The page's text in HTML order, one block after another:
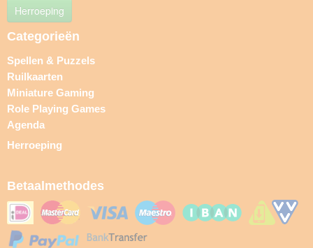
Herroeping
Categorieën
Spellen & Puzzels
Ruilkaarten
Miniature Gaming
Role Playing Games
Agenda
Herroeping
Betaalmethodes